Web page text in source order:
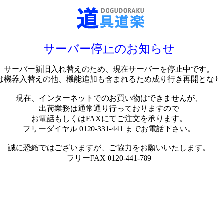
サーバー停止のお知らせ
サーバー新旧入れ替えのため、現在サーバーを停止中です。
機器入替えの他、機能追加も含まれるため成り行き再開とな
現在、インターネットでのお買い物はできませんが、
出荷業務は通常通り行っておりますので
お電話もしくはFAXにてご注文を承ります。
フリーダイヤル 0120-331-441 までお電話下さい。
誠に恐縮ではございますが、ご協力をお願いいたします。
フリーFAX 0120-441-789